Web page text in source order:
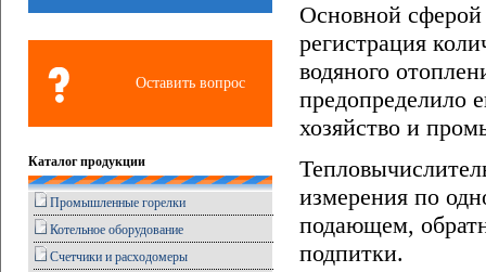
Оставить вопрос
Каталог продукции
Промышленные горелки
Котельное оборудование
Счетчики и расходомеры
Основной
регистрация
водяного
предопределило
хозяйство и
измерения по
подающем,
подпитки.